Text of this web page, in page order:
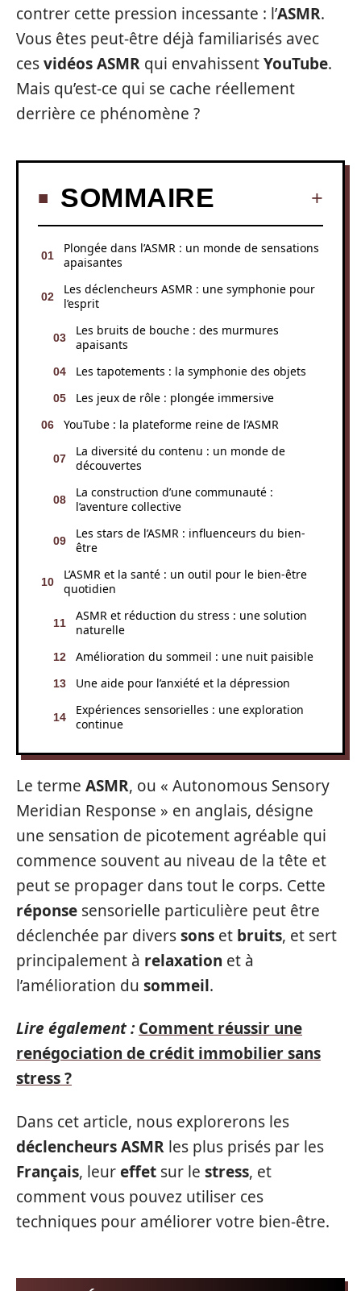
contrer cette pression incessante : l’ASMR.
Vous êtes peut-être déjà familiarisés avec
cesvidéos ASMR qui envahissentYouTube.
Mais qu’est-ce qui se cache réellement
derrière ce phénomène ?
SOMMAIRE
Plongée dans l’ASMR : un monde de sensations
apaisantes
Les déclencheurs ASMR : une symphonie pour
l’esprit
Les bruits de bouche : des murmures
apaisants
Les tapotements : la symphonie des objets
Les jeux de rôle : plongée immersive
YouTube : la plateforme reine de l’ASMR
La diversité du contenu : un monde de
découvertes
La construction d’une communauté :
l’aventure collective
Les stars de l’ASMR : influenceurs du bien-
être
L’ASMR et la santé : un outil pour le bien-être
quotidien
ASMR et réduction du stress : une solution
naturelle
Amélioration du sommeil : une nuit paisible
Une aide pour l’anxiété et la dépression
Expériences sensorielles : une exploration
continue
Le terme ASMR, ou « Autonomous Sensory
Meridian Response » en anglais, désigne
une sensation de picotement agréable qui
commence souvent au niveau de la tête et
peut se propager dans tout le corps. Cette
réponse sensorielle particulière peut être
déclenchée par diverssons et bruits, et sert
principalement à relaxation et à
l’amélioration du sommeil.
Lire également : Comment réussir une
renégociation de crédit immobilier sans
stress ?
Dans cet article, nous explorerons les
déclencheurs ASMR les plus prisés par les
Français, leureffet sur le stress, et
comment vous pouvez utiliser ces
techniques pour améliorer votre bien-être.